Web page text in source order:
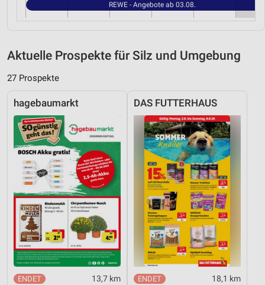
REWE - Angebote ab 03.08.
Aktuelle Prospekte für Silz und Umgebung
27 Prospekte
hagebaumarkt
13,7 km
DAS FUTTERHAUS
18,1 km